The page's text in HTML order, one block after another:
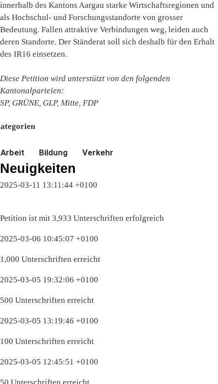
innerhalb des Kantons Aargau starke Wirtschaftsregionen und
als Hochschul- und Forschungsstandorte von grosser
Bedeutung. Fallen attraktive Verbindungen weg, leiden auch
deren Standorte. Der Ständerat soll sich deshalb für den Erhalt
des IR16 einsetzen.
Diese Petition wird unterstützt von den folgenden
Kantonalparteien:
SP, GRÜNE, GLP, Mitte, FDP
Arbeit Bildung Verkehr
Neuigkeiten
2025-03-11 13:11:44 +0100
Petition ist mit 3,933 Unterschriften erfolgreich
2025-03-06 10:45:07 +0100
1,000 Unterschriften erreicht
2025-03-05 19:32:06 +0100
500 Unterschriften erreicht
2025-03-05 13:19:46 +0100
100 Unterschriften erreicht
2025-03-05 12:45:51 +0100